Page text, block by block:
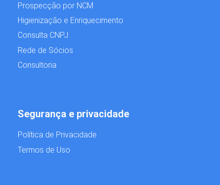
Prospecção por NCM
Higienização e Enriquecimento
Consulta CNPJ
Rede de Sócios
Consultoria
Segurança e privacidade
Política de Privacidade
Termos de Uso